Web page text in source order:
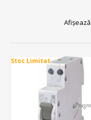
Afișează
Stoc Limitat